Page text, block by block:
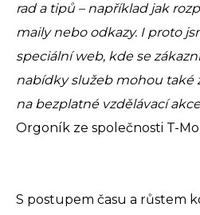
rad a tipů – například jak
maily nebo odkazy. I proto
speciální web, kde se
nabídky služeb mohou také
na bezplatné vzdělávací
Orgoník ze společnosti T-
S postupem času a růstem